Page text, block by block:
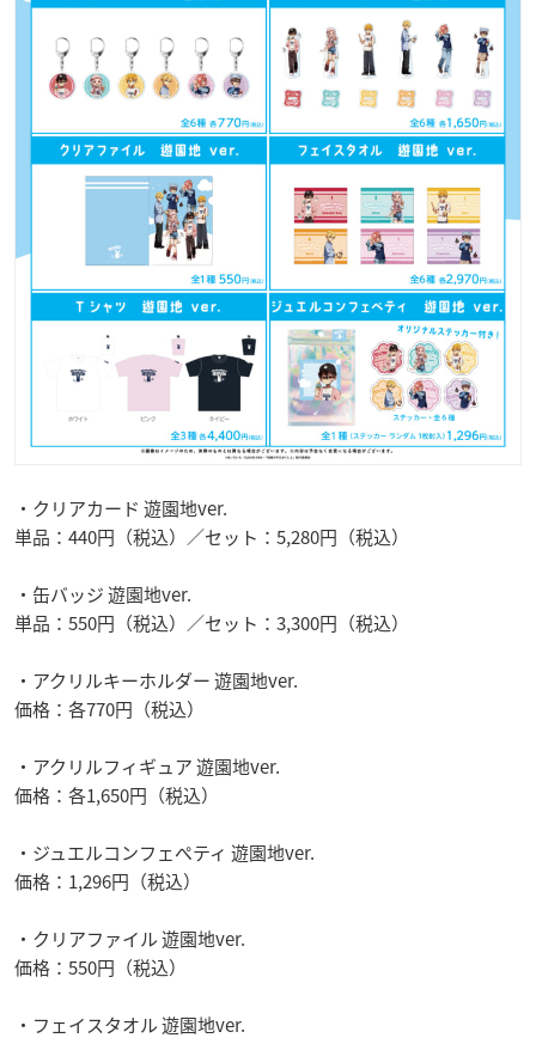
・クリアカード 遊園地ver.
単品：440円（税込）／セット：5,280円（税込）
・缶バッジ 遊園地ver.
単品：550円（税込）／セット：3,300円（税込）
・アクリルキーホルダー 遊園地ver.
価格：各770円（税込）
・アクリルフィギュア 遊園地ver.
価格：各1,650円（税込）
・ジュエルコンフェぺティ 遊園地ver.
価格：1,296円（税込）
・クリアファイル 遊園地ver.
価格：550円（税込）
・フェイスタオル 遊園地ver.